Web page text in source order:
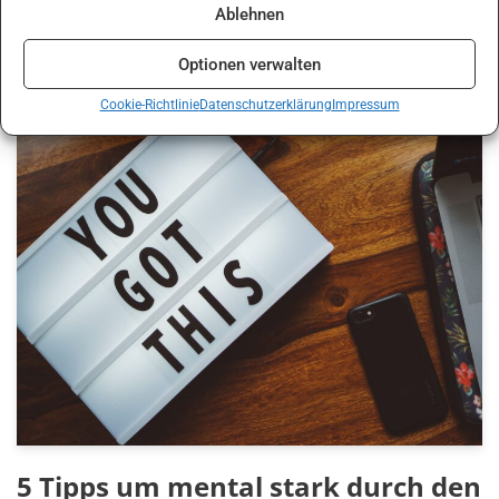
Ablehnen
Optionen verwalten
Cookie-RichtlinieDatenschutzerklärung Impressum
Weiterlesen »
5 Tipps um mental stark durch den